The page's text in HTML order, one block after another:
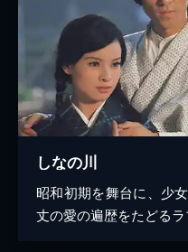
しなの川
昭和初期を舞台に、少
丈の愛の遍歴をたどる